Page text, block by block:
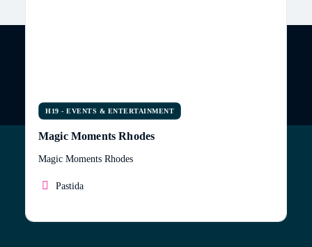
H19 - EVENTS & ENTERTAINMENT
Magic Moments Rhodes
Magic Moments Rhodes
Pastida